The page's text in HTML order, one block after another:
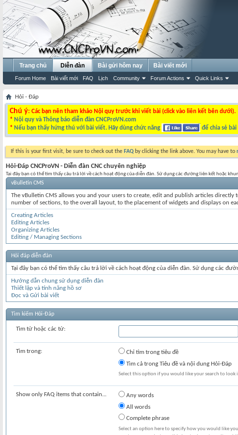
Trang chủ Diễn đàn
Forum Home Bài viết mới FAQ Lịch Community Forum Actions Quick Links
Bài gửi hôm nay Bài viết mới
Hỏi - Đáp
Chú ý: Các bạn nên tham khảo Nội quy trước khi viết bài (click vào liên kết bên dưới).
* Nội quy và Thông báo diễn đàn CNCProVN.com
* Nếu bạn thấy hứng thú với bài viết. Hãy dùng chức năng để chia sẻ
If this is your first visit, be sure to check out the FAQ by clicking the link above. You may have to
Hỏi-Đáp CNCProVN - Diễn đàn CNC chuyên nghiệp
Tại đây bạn có thể tìm thấy câu trả lời về cách hoạt động của diễn đàn. Sử dụng các đường liên kết hoặc
vBulletin CMS
The vBulletin CMS allows you and your users to create, edit and publish articles
number of sections, to the overall layout, to the placement of widgets and displays on
Creating Articles
Editing Articles
Organizing Articles
Editing / Managing Sections
Hỏi đáp diễn đàn
Tại đây bạn có thể tìm thấy câu trả lời về cách hoạt động của diễn đàn. Sử dụng các
Hướng dẫn chung sử dụng diễn đàn
Thiết lập và tính năng hồ sơ
Đọc và Gửi bài viết
Tìm kiếm Hỏi-Đáp
Tìm từ hoặc các từ:
Tìm trong:
Chỉ tìm trong tiêu đề
Tìm cả trong Tiêu đề và nội dung Hỏi-Đáp
Select this option if you would like your search to look
Show only FAQ items that contain...
Any words
All words
Complete phrase
Select an option here to specify how you would like